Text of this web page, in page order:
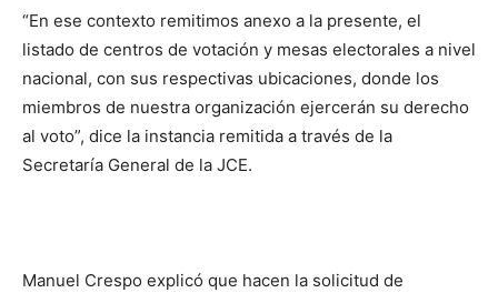
“En ese contexto remitimos anexo a la presente, el
listado de centros de votación y mesas electorales a nivel
nacional, con sus respectivas ubicaciones, donde los
miembros de nuestra organización ejercerán su derecho
al voto”, dice la instancia remitida a través de la
Secretaría General de la JCE.
Manuel Crespo explicó que hacen la solicitud de